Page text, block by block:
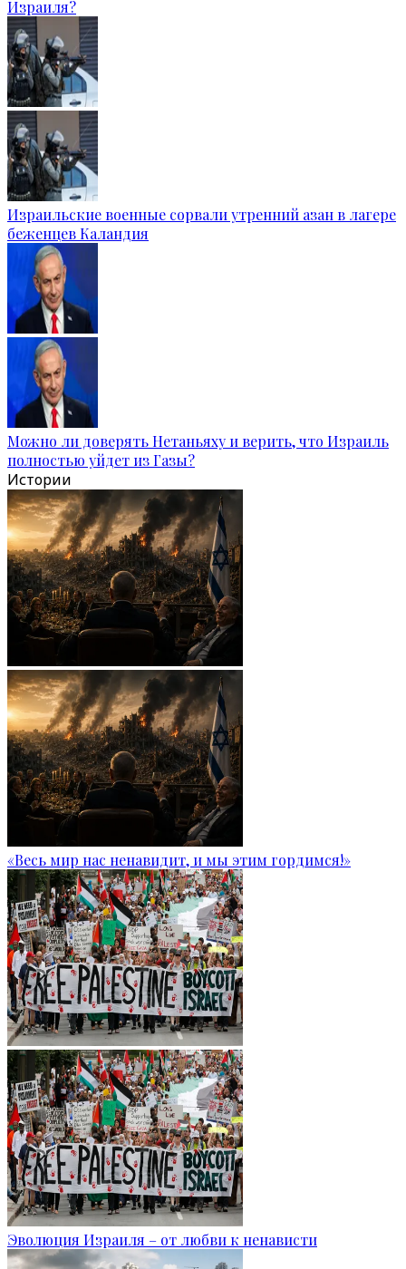
Израиля?
Израильские военные сорвали утренний азан в лагере
беженцев Каландия
Можно ли доверять Нетаньяху и верить, что Израиль
полностью уйдет из Газы?
Истории
«Весь мир нас ненавидит, и мы этим гордимся!»
Эволюция Израиля – от любви к ненависти